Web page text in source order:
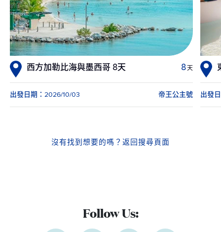
西方加勒比海與墨西哥 8天 8天
出發日期：2026/10/03 帝王公主號 出發
沒有找到想要的嗎？ 返回搜尋頁面
Follow Us: